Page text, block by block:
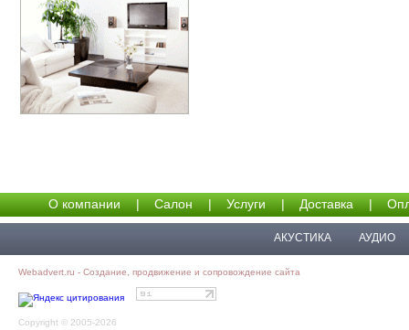
О компании | Салон | Услуги | Доставка |
АКУСТИКА АУДИО
Webadvert.ru - Создание, продвижение и сопровождение сайта
Copyright © 2005-2026